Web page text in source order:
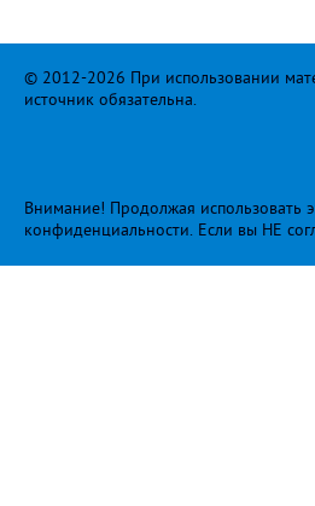
© 2012-2026 При использовании
источник обязательна.
Внимание! Продолжая использовать
конфиденциальности. Если вы НЕ